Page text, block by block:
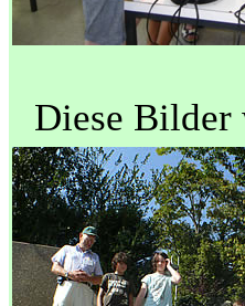
Diese Bilder